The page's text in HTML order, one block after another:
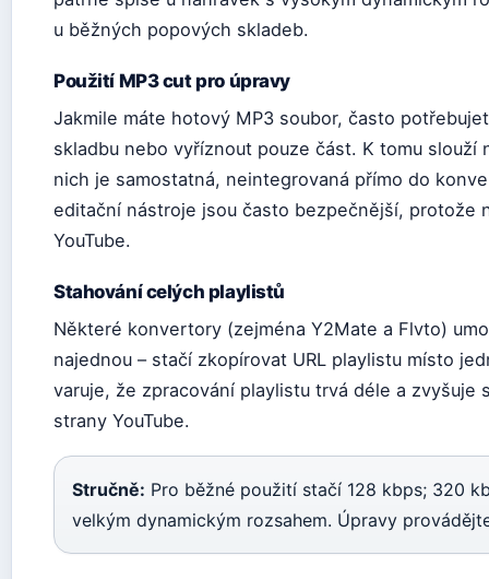
u běžných popových skladeb.
Použití MP3 cut pro úpravy
Jakmile máte hotový MP3 soubor, často
skladbu nebo vyříznout pouze část. K tomu slouží
nich je samostatná, neintegrovaná přímo do
editační nástroje jsou často bezpečnější, protože
YouTube.
Stahování celých playlistů
Některé konvertory (zejména Y2Mate a Flvto)
najednou – stačí zkopírovat URL playlistu místo
varuje, že zpracování playlistu trvá déle a
strany YouTube.
Stručně: Pro běžné použití stačí 128 kbps; 320
velkým dynamickým rozsahem. Úpravy